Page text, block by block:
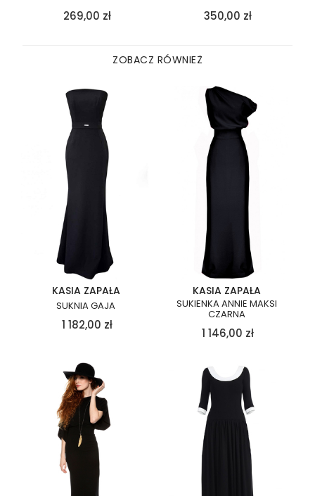
269,00 zł 350,00 zł
ZOBACZ RÓWNIEŻ
KASIA ZAPAŁA
SUKNIA GAJA
1 182,00 zł
KASIA ZAPAŁA
SUKIENKA ANNIE MAKSI
CZARNA
1 146,00 zł